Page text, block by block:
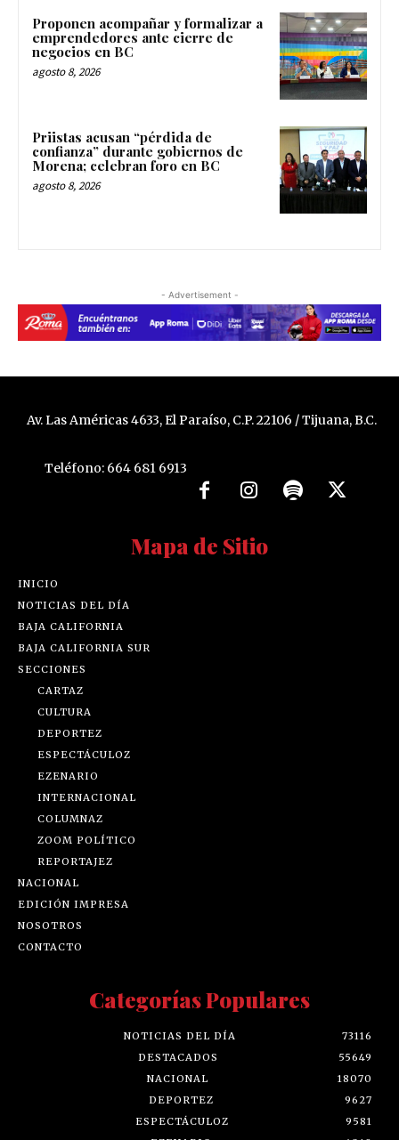
Proponen acompañar y formalizar a
emprendedores ante cierre de
negocios en BC
agosto 8, 2026
Priistas acusan “pérdida de
confianza” durante gobiernos de
Morena; celebran foro en BC
agosto 8, 2026
- Advertisement -
Av. Las Américas 4633, El Paraíso, C.P. 22106 / Tijuana, B.C.
Teléfono: 664 681 6913
Mapa de Sitio
INICIO
NOTICIAS DEL DÍA
BAJA CALIFORNIA
BAJA CALIFORNIA SUR
SECCIONES
CARTAZ
CULTURA
DEPORTEZ
ESPECTÁCULOZ
EZENARIO
INTERNACIONAL
COLUMNAZ
ZOOM POLÍTICO
REPORTAJEZ
NACIONAL
EDICIÓN IMPRESA
NOSOTROS
CONTACTO
Categorías Populares
NOTICIAS DEL DÍA
73116
DESTACADOS
55649
NACIONAL
18070
DEPORTEZ
9627
ESPECTÁCULOZ
9581